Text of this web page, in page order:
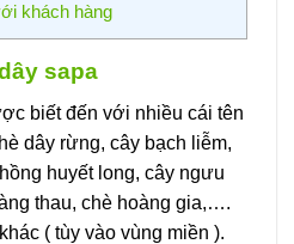
khách hàng
sapa
biết đến với nhiều cái tên
dây rừng, cây bạch liễm,
huyết long, cây ngưu
thau, chè hoàng gia,….
( tùy vào vùng miền ).